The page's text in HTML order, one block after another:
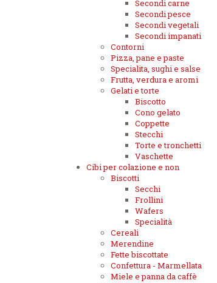
Secondi carne
Secondi pesce
Secondi vegetali
Secondi impanati
Contorni
Pizza, pane e paste
Specialita, sughi e salse
Frutta, verdura e aromi
Gelati e torte
Biscotto
Cono gelato
Coppette
Stecchi
Torte e tronchetti
Vaschette
Cibi per colazione e non
Biscotti
Secchi
Frollini
Wafers
Specialità
Cereali
Merendine
Fette biscottate
Confettura - Marmellata
Miele e panna da caffè